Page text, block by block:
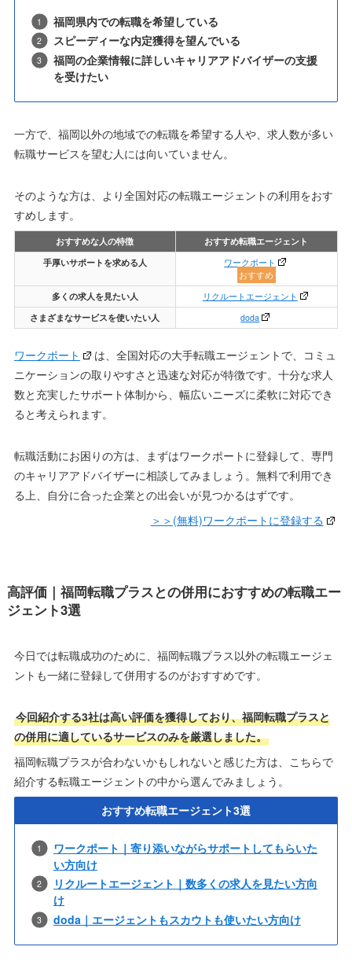
福岡県内での転職を希望している
スピーディーな内定獲得を望んでいる
福岡の企業情報に詳しいキャリアアドバイザーの支援
を受けたい
一方で、福岡以外の地域での転職を希望する人や、求人数が多い
転職サービスを望む人には向いていません。
そのような方は、より全国対応の転職エージェントの利用をおす
すめします。
おすすめな人の特徴
おすすめ転職エージェント
手厚いサポートを求める人
ワークポート
おすすめ
多くの求人を見たい人
リクルートエージェント
さまざまなサービスを使いたい人
doda
ワークポート
は、全国対応の大手転職エージェントで、コミュ
ニケーションの取りやすさと迅速な対応が特徴です。十分な求人
数と充実したサポート体制から、幅広いニーズに柔軟に対応でき
ると考えられます。
転職活動にお困りの方は、まずはワークポートに登録して、専門
のキャリアアドバイザーに相談してみましょう。無料で利用でき
る上、自分に合った企業との出会いが見つかるはずです。
＞＞(無料)ワークポートに登録する
高評価｜福岡転職プラスとの併用におすすめの転職エー
ジェント3選
今日では転職成功のために、福岡転職プラス以外の転職エージェ
ントも一緒に登録して併用するのがおすすめです。
今回紹介する3社は高い評価を獲得しており、福岡転職プラスと
の併用に適しているサービスのみを厳選しました。
福岡転職プラスが合わないかもしれないと感じた方は、こちらで
紹介する転職エージェントの中から選んでみましょう。
おすすめ転職エージェント3選
ワークポート｜寄り添いながらサポートしてもらいた
い方向け
リクルートエージェント｜数多くの求人を見たい方向
け
doda｜エージェントもスカウトも使いたい方向け